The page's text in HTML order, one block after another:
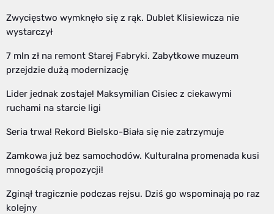
Zwycięstwo wymknęło się z rąk. Dublet Klisiewicza nie
wystarczył
7 mln zł na remont Starej Fabryki. Zabytkowe muzeum
przejdzie dużą modernizację
Lider jednak zostaje! Maksymilian Cisiec z ciekawymi
ruchami na starcie ligi
Seria trwa! Rekord Bielsko-Biała się nie zatrzymuje
Zamkowa już bez samochodów. Kulturalna promenada kusi
mnogością propozycji!
Zginął tragicznie podczas rejsu. Dziś go wspominają po raz
kolejny